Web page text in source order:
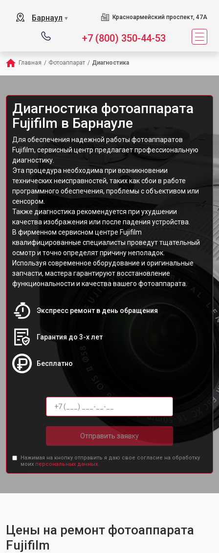
Барнаул ▼ Красноармейский проспект, 47А
+7 (800) 350-44-53
Главная / Фотоаппарат / Диагностика
Диагностика фотоаппарата
Fujifilm в Барнауле
Для обеспечения надежной работы фотоаппаратов
Fujifilm, сервисный центр предлагает профессиональную
диагностику.
Эта процедура необходима при возникновении
технических неисправностей, таких как сбои в работе
программного обеспечения, проблемы с объективом или
сенсором.
Также диагностика рекомендуется при ухудшении
качества изображения или после падения устройства.
В фирменном сервисном центре Fujifilm
квалифицированные специалисты проведут тщательный
осмотр и точно определят причину неполадок.
Используя современное оборудование и оригинальные
запчасти, мастера гарантируют восстановление
функциональности и качества вашего фотоаппарата.
Экспресс ремонт в день обращения
Гарантия до 3-х лет
Бесплатно
Отправить заявку
Нажимая на кнопку отправить я даю свое согласие на обработку
моих персональных данных.
Цены на ремонт фотоаппарата
Fujifilm